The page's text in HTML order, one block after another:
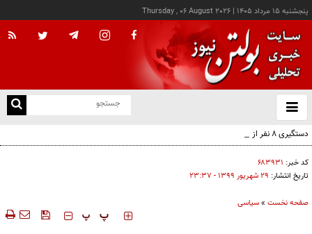
پنجشنبه ۱۵ مرداد ۱۴۰۵ |
Thursday , 06 August 2026
باز
و
دستگیری ۸ نفر از اشرار مسلح شاخص و مرتبطین گروهک‌های تروریستی
کد خبر: ۶۸۳۹۳۱
تاریخ انتشار: ۲۹ شهريور ۱۳۹۹ - ۲۳:۳۷
صفحه نخست »سیاسی
‍‍‍ پ پ